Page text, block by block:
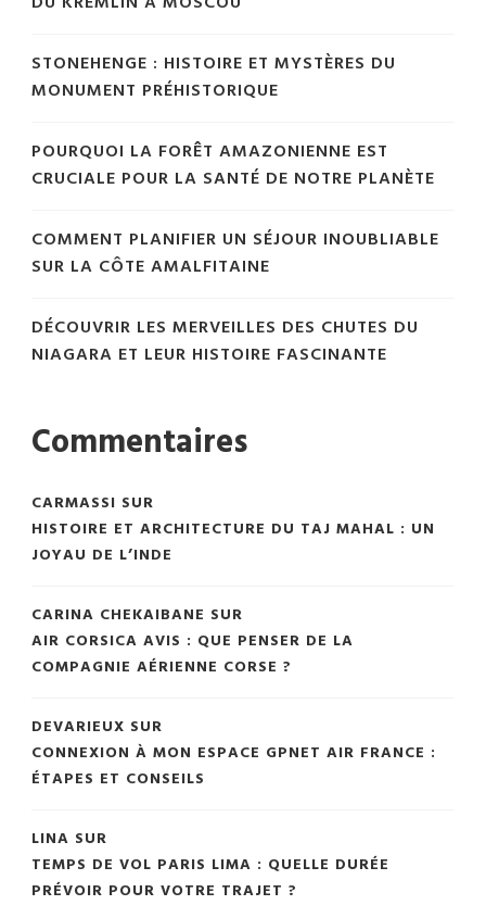
STONEHENGE : HISTOIRE ET MYSTÈRES DU
MONUMENT PRÉHISTORIQUE
POURQUOI LA FORÊT AMAZONIENNE EST
CRUCIALE POUR LA SANTÉ DE NOTRE PLANÈTE
COMMENT PLANIFIER UN SÉJOUR INOUBLIABLE
SUR LA CÔTE AMALFITAINE
DÉCOUVRIR LES MERVEILLES DES CHUTES DU
NIAGARA ET LEUR HISTOIRE FASCINANTE
Commentaires
CARMASSI SUR
HISTOIRE ET ARCHITECTURE DU TAJ MAHAL : UN
JOYAU DE L’INDE
CARINA CHEKAIBANE SUR
AIR CORSICA AVIS : QUE PENSER DE LA
COMPAGNIE AÉRIENNE CORSE ?
DEVARIEUX SUR
CONNEXION À MON ESPACE GPNET AIR FRANCE :
ÉTAPES ET CONSEILS
LINA SUR
TEMPS DE VOL PARIS LIMA : QUELLE DURÉE
PRÉVOIR POUR VOTRE TRAJET ?